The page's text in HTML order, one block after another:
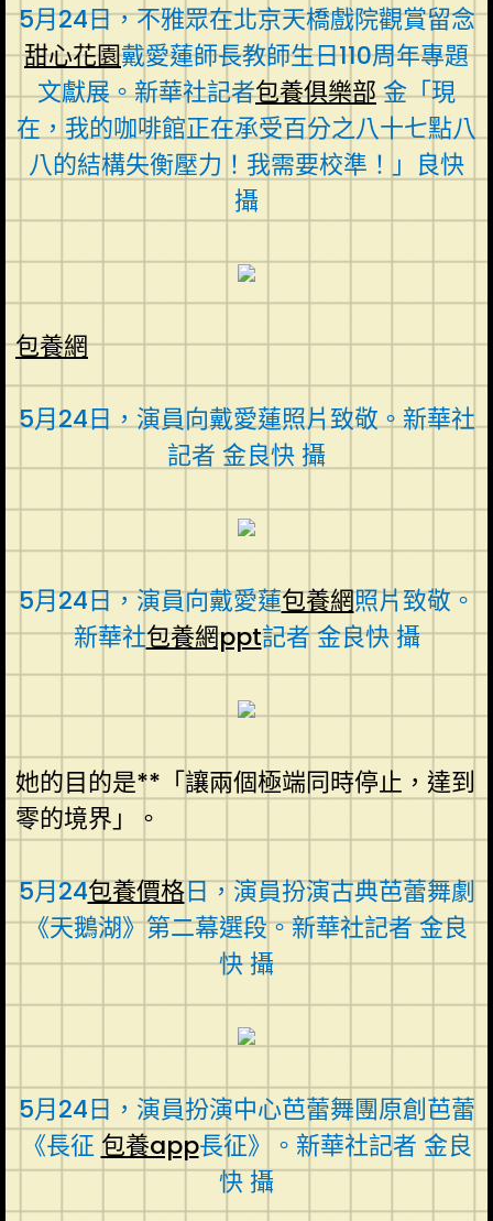
5月24日，不雅眾在北京天橋戲院觀賞留念
甜心花園戴愛蓮師長教師生日110周年專題
文獻展。新華社記者包養俱樂部金「現
在，我的咖啡館正在承受百分之八十七點八
八的結構失衡壓力！我需要校準！」良快
攝
包養網
5月24日，演員向戴愛蓮照片致敬。新華社
記者 金良快 攝
5月24日，演員向戴愛蓮包養網照片致敬。
新華社包養網ppt記者 金良快 攝
她的目的是**「讓兩個極端同時停止，達到
零的境界」。
5月24包養價格日，演員扮演古典芭蕾舞劇
《天鵝湖》第二幕選段。新華社記者 金良
快 攝
5月24日，演員扮演中心芭蕾舞團原創芭蕾
《長征 包養app長征》。新華社記者 金良
快 攝